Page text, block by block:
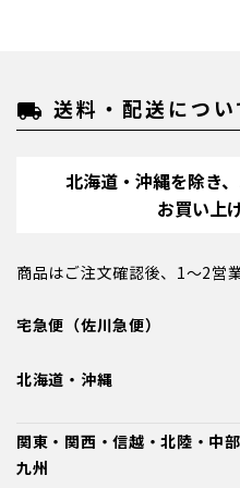
local_shipping 送料・配送につい
北海道・沖縄を除き
お買い上
商品はご注文確認後、1～2営
宅急便（佐川急便）
北海道・沖縄
関東・関西・信越・北陸・中
九州